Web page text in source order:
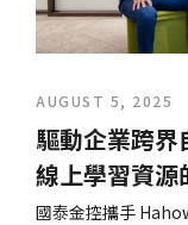
AUGUST 5, 2025
驅動企業跨
線上學習資源
國泰金控攜手